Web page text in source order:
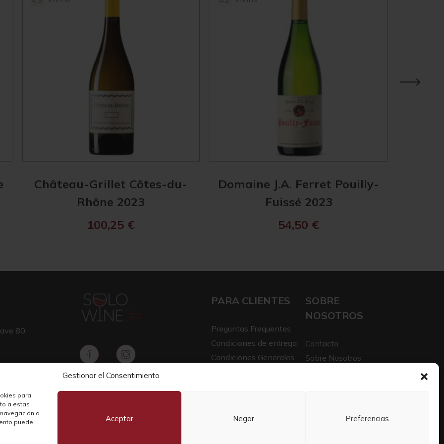
Gestionar el Consentimiento
para
a estas
o
puede
Aceptar Negar Preferencias
Château-Grillet Côtes-du-
Rhône 2023
100,25 €
Domaine J.A. Ferret Pouilly-
Fuissé 2023
54,50 €
80,
PARA CLIENTES
Preguntas Frequentes
Condiciones de entrega
Condiciones Generales
SOBRE
NOSOTROS
Contacto
Sobre Nosotros